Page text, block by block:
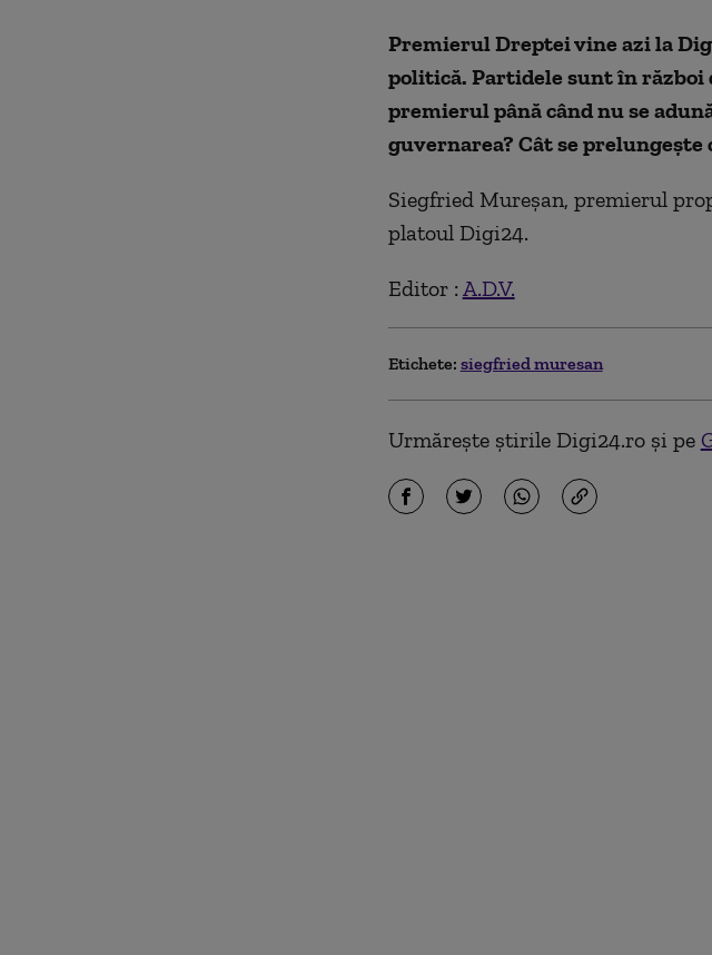
Premierul Dreptei vine azi la
politică. Partidele sunt în război
premierul până când nu se
guvernarea? Cât se prelungește
Siegfried Mureșan, premierul
platoul Digi24.
Editor : A.D.V.
Etichete: siegfried muresan
Urmărește știrile Digi24.ro și pe